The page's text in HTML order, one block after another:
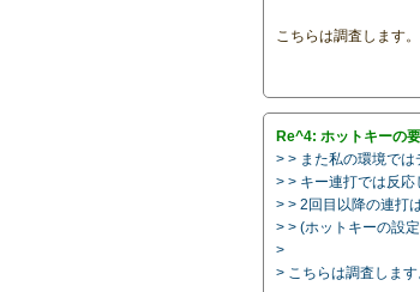
こちらは調査します。
Re^4: ホットキーの
> > また私の環境で
> > キー連打では反
> > 2回目以降の連打
> > (ホットキーの設
>
> こちらは調査します